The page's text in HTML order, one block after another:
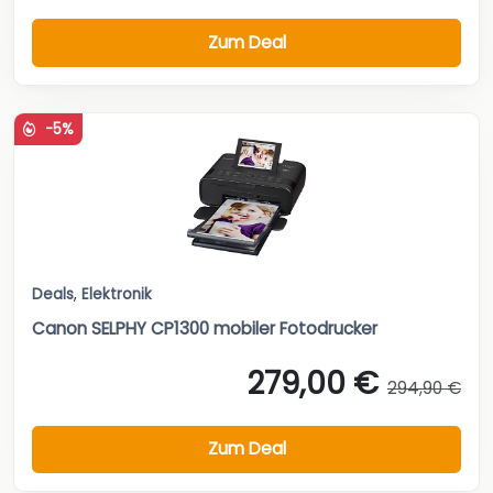
Zum Deal
-5%
Deals, Elektronik
Canon SELPHY CP1300 mobiler Fotodrucker
279,00 € 294,90 €
Zum Deal